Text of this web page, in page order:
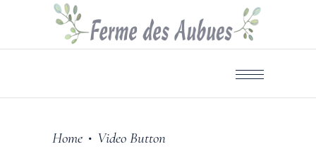
Home • Video Button